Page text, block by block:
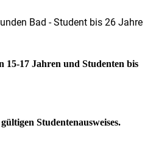
Bad - Student bis 26 Jahre
15-17 Jahren und Studenten bis
Studentenausweises.